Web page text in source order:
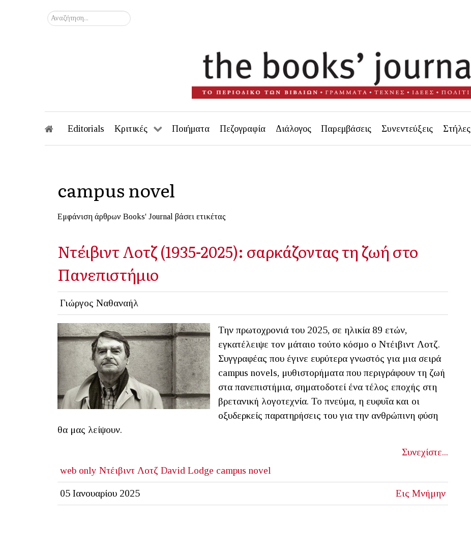
Αναζήτηση...
Editorials Κριτικές Ποιήματα Πεζογραφία Διάλογος Παρεμβάσεις Συνεντεύξεις Στήλες
campus novel
Εμφάνιση άρθρων Books' Journal βάσει ετικέτας
Ντέιβιντ Λοτζ (1935-2025): σαρκάζοντας τη ζωή στο
Πανεπιστήμιο
Γιώργος Ναθαναήλ
Την πρωτοχρονιά του 2025, σε ηλικία 89 ετών,
εγκατέλειψε τον μάταιο τούτο κόσμο ο Ντέιβιντ Λοτζ.
Συγγραφέας που έγινε ευρύτερα γνωστός για μια σειρά
campus novels, μυθιστορήματα που περιγράφουν τη ζωή
στα πανεπιστήμια, σηματοδοτεί ένα τέλος εποχής στη
βρετανική λογοτεχνία. Το πνεύμα, η ευφυΐα και οι
οξυδερκείς παρατηρήσεις του για την ανθρώπινη φύση
θα μας λείψουν.
Συνεχίστε...
web only Ντέιβιντ Λοτζ David Lodge campus novel
05 Ιανουαρίου 2025 Εις Μνήμην